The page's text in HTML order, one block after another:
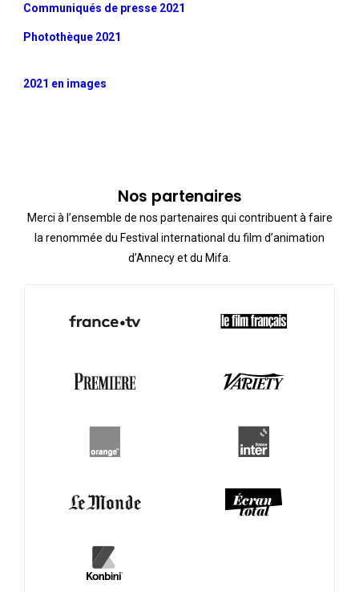
Communiqués de presse 2021
Photothèque 2021
2021 en images
Nos partenaires
Merci à l’ensemble de nos partenaires qui contribuent à faire
la renommée du Festival international du film d’animation
d’Annecy et du Mifa.